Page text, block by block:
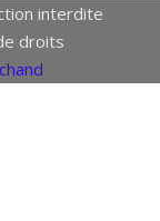
interdite
droits